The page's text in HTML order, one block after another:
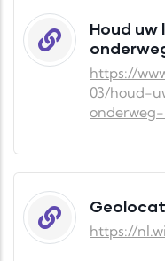
Houd uw
https://
03/houd-
onderweg-
https://